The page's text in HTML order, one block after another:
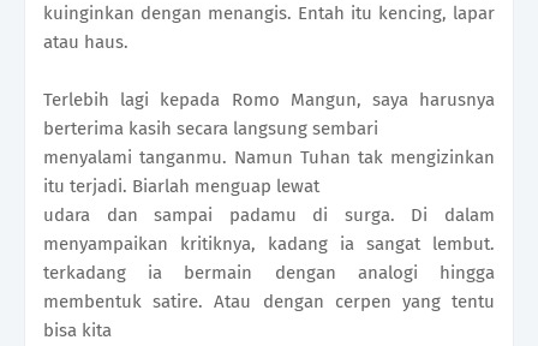
kuinginkan dengan menangis. Entah itu kencing, lapar
atau haus.
Terlebih lagi kepada Romo Mangun, saya harusnya
berterima kasih secara langsung sembari
menyalami tanganmu. Namun Tuhan tak mengizinkan
itu terjadi. Biarlah menguap lewat
udara dan sampai padamu di surga. Di dalam
menyampaikan kritiknya, kadang ia sangat lembut.
terkadang ia bermain dengan analogi hingga
membentuk satire. Atau dengan cerpen yang tentu
bisa kita